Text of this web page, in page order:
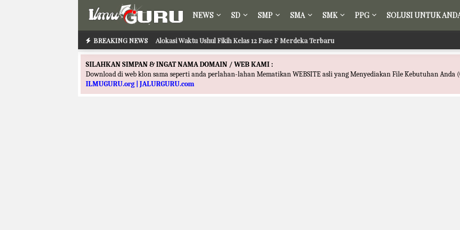
NEWS SD SMP SMA SMK PPG SOLUSI UNTUK
BREAKING NEWS Alokasi Waktu Ushul Fikih Kelas 12 Fase F Merdeka Terbaru
Alokasi Waktu Ilmu Tafsir Kelas 12 Fase F Merdeka Terbaru
SILAHKAN SIMPAN & INGAT NAMA DOMAIN / WEB KAMI :
Download di web klon sama seperti anda perlahan-lahan Mematikan WEBSITE asli yang Menyediakan File Kebutuhan Anda
ILMUGURU.org | JALURGURU.com